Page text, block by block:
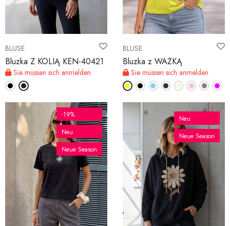
BLUSE
Bluzka Z KOLIĄ KEN-40421
Sie müssen sich anmelden
BLUSE
Bluzka z WAŻKĄ
Sie müssen sich anmelden
-19%
Neu
Neue Season
Neu
Neue Season